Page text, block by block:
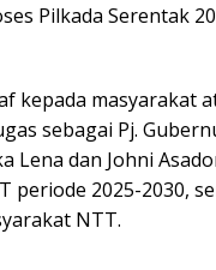
Pilkada Serentak
kepada masyarakat
sebagai Pj.
Lena dan Johni
periode 2025-2030,
NTT.